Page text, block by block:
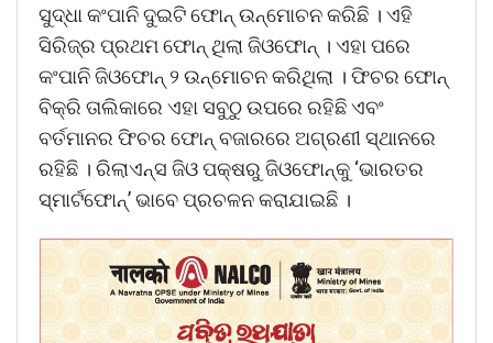
ସୁଦ୍ଧା କଂପାନି ଦୁଇଟି ଫୋନ୍ ଉନ୍ମୋଚନ କରିଛି । ଏହି
ସିରିଜ୍‌ର ପ୍ରଥମ ଫୋନ୍ ଥିଲା ଜିଓଫୋନ୍ । ଏହା ପରେ
କଂପାନି ଜିଓଫୋନ୍ ୨ ଉନ୍ମୋଚନ କରିଥିଲା । ଫିଚର ଫୋନ୍
ବିକ୍ରି ତାଲିକାରେ ଏହା ସବୁଠୁ ଉପରେ ରହିଛି ଏବଂ
ବର୍ତମାନର ଫିଚର ଫୋନ୍ ବଜାରରେ ଅଗ୍ରଣୀ ସ୍ଥାନରେ
ରହିଛି । ରିଲାଏନ୍ସ ଜିଓ ପକ୍ଷରୁ ଜିଓଫୋନ୍‌କୁ ‘ଭାରତର
ସ୍ମାର୍ଟଫୋନ୍‌’ ଭାବେ ପ୍ରଚଳନ କରାଯାଇଛି ।